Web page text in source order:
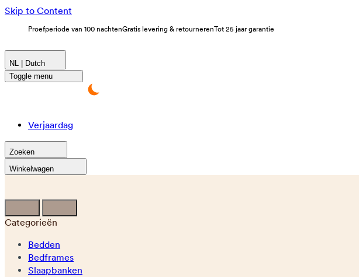
Skip to Content
Proefperiode van 100 nachtenGratis levering & retournerenTot 25 jaar garantie
NL | Dutch
Toggle menu
Verjaardag
Zoeken
Winkelwagen
Categorieën
Bedden
Bedframes
Slaapbanken